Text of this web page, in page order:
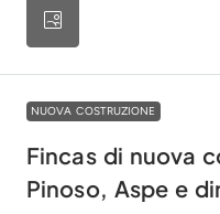
NUOVA COSTRUZIONE
Fincas di nuova
Pinoso, Aspe e